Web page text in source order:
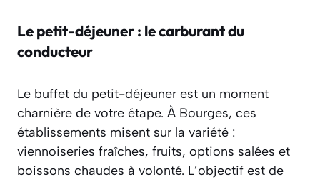
Le petit-déjeuner : le carburant du
conducteur
Le buffet du petit-déjeuner est un moment
charnière de votre étape. À Bourges, ces
établissements misent sur la variété :
viennoiseries fraîches, fruits, options salées et
boissons chaudes à volonté. L’objectif est de